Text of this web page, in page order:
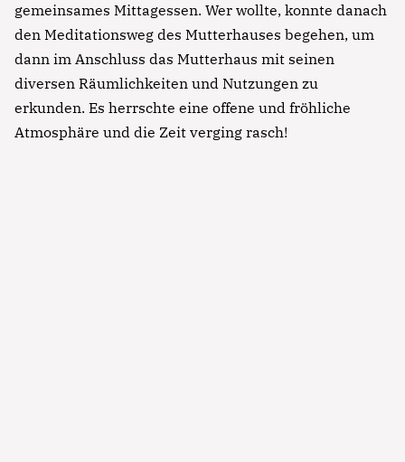
gemeinsames Mittagessen. Wer wollte, konnte danach
den Meditationsweg des Mutterhauses begehen, um
dann im Anschluss das Mutterhaus mit seinen
diversen Räumlichkeiten und Nutzungen zu
erkunden. Es herrschte eine offene und fröhliche
Atmosphäre und die Zeit verging rasch!